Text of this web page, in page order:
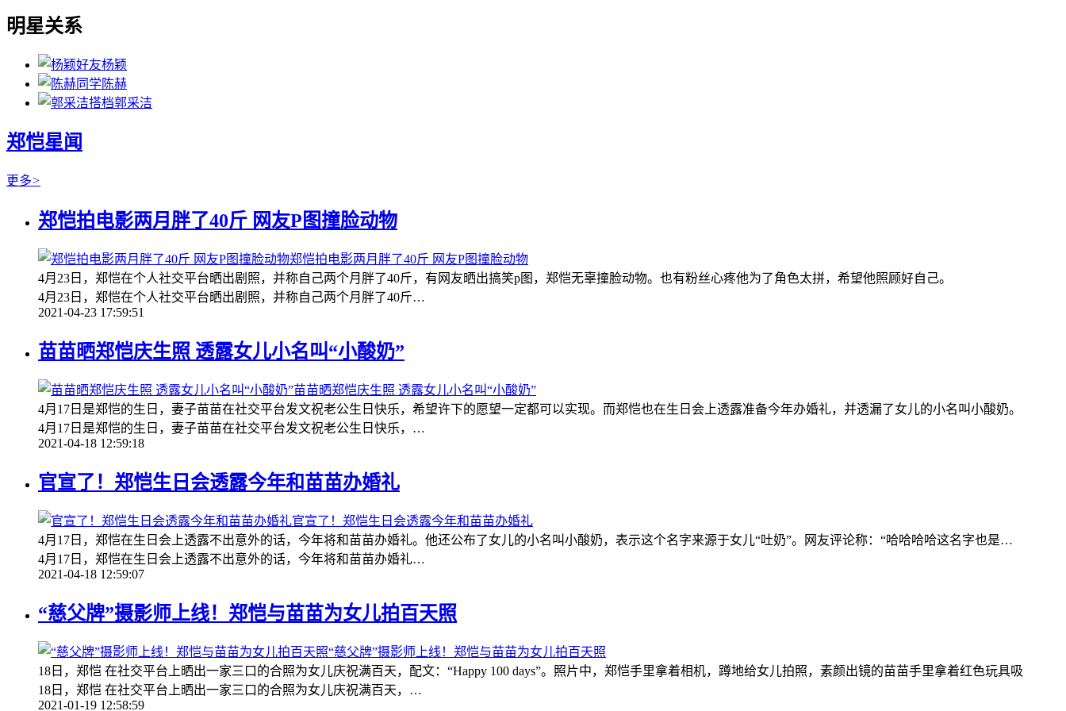
明星关系
好友杨颖
同学陈赫
搭档郭采洁
郑恺星闻
更多>
郑恺拍电影两月胖了40斤 网友P图撞脸动物
郑恺拍电影两月胖了40斤 网友P图撞脸动物
4月23日，郑恺在个人社交平台晒出剧照，并称自己两个月胖了40斤，有网友晒出搞笑p图，郑恺无辜撞脸动物。也有粉丝心疼他为了角色太拼，希望他照顾好自己。
4月23日，郑恺在个人社交平台晒出剧照，并称自己两个月胖了40斤…
2021-04-23 17:59:51
苗苗晒郑恺庆生照 透露女儿小名叫“小酸奶”
苗苗晒郑恺庆生照 透露女儿小名叫“小酸奶”
4月17日是郑恺的生日，妻子苗苗在社交平台发文祝老公生日快乐，希望许下的愿望一定都可以实现。而郑恺也在生日会上透露准备今年办婚礼，并透漏了女儿的小名叫小酸奶。
4月17日是郑恺的生日，妻子苗苗在社交平台发文祝老公生日快乐，…
2021-04-18 12:59:18
官宣了！郑恺生日会透露今年和苗苗办婚礼
官宣了！郑恺生日会透露今年和苗苗办婚礼
4月17日，郑恺在生日会上透露不出意外的话，今年将和苗苗办婚礼。他还公布了女儿的小名叫小酸奶，表示这个名字来源于女儿“吐奶”。网友评论称：“哈哈哈哈这名字也是…
4月17日，郑恺在生日会上透露不出意外的话，今年将和苗苗办婚礼…
2021-04-18 12:59:07
“慈父牌”摄影师上线！郑恺与苗苗为女儿拍百天照
“慈父牌”摄影师上线！郑恺与苗苗为女儿拍百天照
18日，郑恺 在社交平台上晒出一家三口的合照为女儿庆祝满百天，配文：“Happy 100 days”。照片中，郑恺手里拿着相机，蹲地给女儿拍照，素颜出镜的苗苗手里拿着红色玩具吸
18日，郑恺 在社交平台上晒出一家三口的合照为女儿庆祝满百天，…
2021-01-19 12:58:59